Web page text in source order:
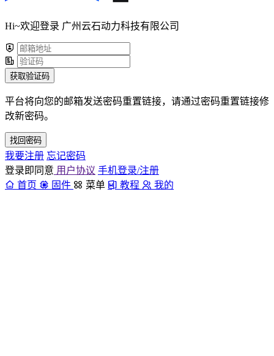
Hi~欢迎登录 广州云石动力科技有限公司
获取验证码
平台将向您的邮箱发送密码重置链接，请通过密码重置链接修
改新密码。
找回密码
我要注册 忘记密码
登录即同意 用户协议 手机登录/注册
首页
固件 菜单 教程 我的